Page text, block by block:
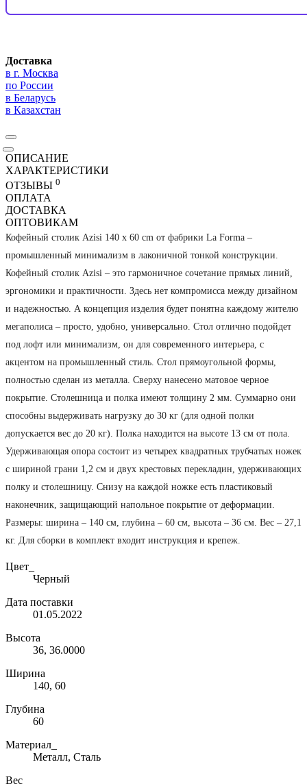
Доставка
в г. Москва
по России
в Беларусь
в Казахстан
ОПИСАНИЕ
ХАРАКТЕРИСТИКИ
ОТЗЫВЫ 0
ОПЛАТА
ДОСТАВКА
ОПТОВИКАМ
Кофейный столик Azisi 140 x 60 cm от фабрики La Forma –
промышленный минимализм в лаконичной тонкой конструкции.
Кофейный столик Azisi – это гармоничное сочетание прямых линий,
эргономики и практичности. Здесь нет компромисса между дизайном
и надежностью. А концепция изделия будет понятна каждому жителю
мегаполиса – просто, удобно, универсально. Стол отлично подойдет
под лофт или минимализм, он для современного интерьера, с
акцентом на промышленный стиль. Стол прямоугольной формы,
полностью сделан из металла. Сверху нанесено матовое черное
покрытие. Столешница и полка имеют толщину 2 мм. Суммарно они
способны выдерживать нагрузку до 30 кг (для одной полки
допускается вес до 20 кг). Полка находится на высоте 13 см от пола.
Удерживающая опора состоит из четырех квадратных трубчатых ножек
с шириной грани 1,2 см и двух крестовых перекладин, удерживающих
полку и столешницу. Снизу на каждой ножке есть пластиковый
наконечник, защищающий напольное покрытие от деформации.
Размеры: ширина – 140 см, глубина – 60 см, высота – 36 см. Вес – 27,1
кг. Для сборки в комплект входит инструкция и крепеж.
Цвет_
Черный
Дата поставки
01.05.2022
Высота
36, 36.0000
Ширина
140, 60
Глубина
60
Материал_
Металл, Сталь
Вес